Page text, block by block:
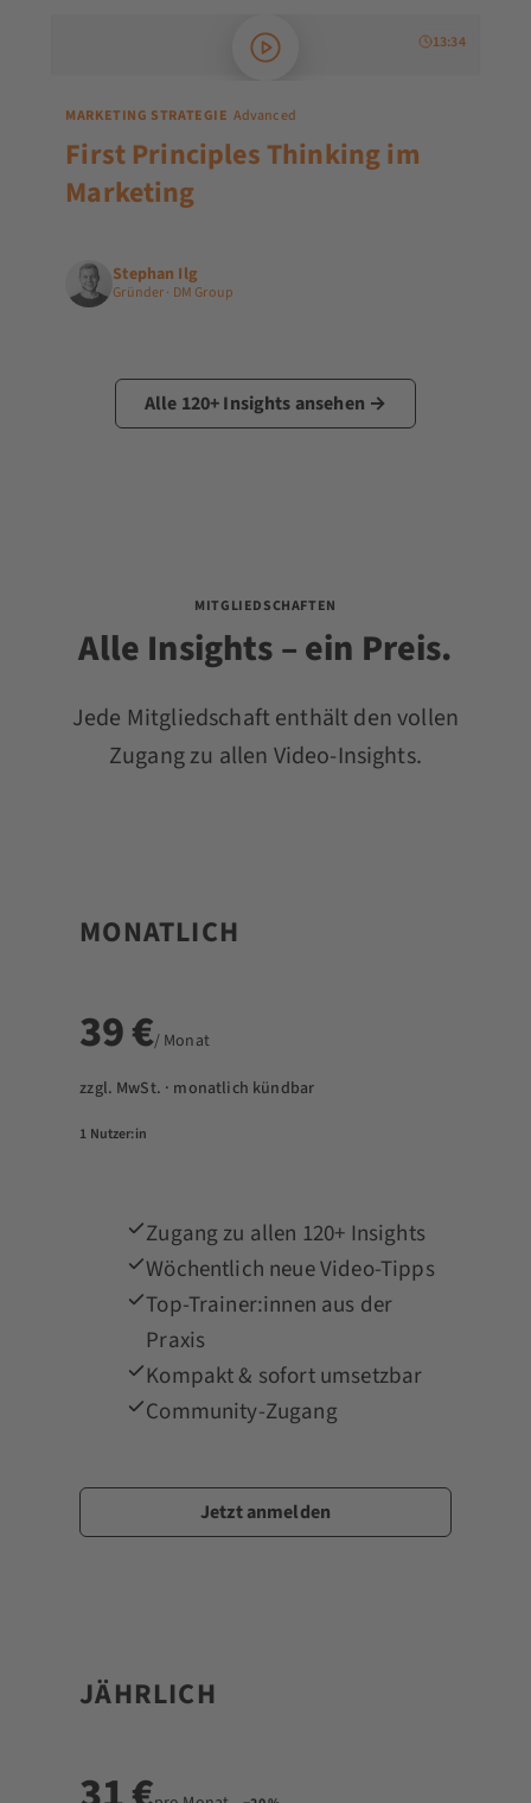
13:34
MARKETING STRATEGIE Advanced
First Principles Thinking im
Marketing
Stephan Ilg
Gründer · DM Group
Alle 120+ Insights ansehen →
MITGLIEDSCHAFTEN
Alle Insights – ein Preis.
Jede Mitgliedschaft enthält den vollen
Zugang zu allen Video-Insights.
MONATLICH
39 €/ Monat
zzgl. MwSt. · monatlich kündbar
1 Nutzer:in
Zugang zu allen 120+ Insights
Wöchentlich neue Video-Tipps
Top-Trainer:innen aus der
Praxis
Kompakt & sofort umsetzbar
Community-Zugang
Jetzt anmelden
JÄHRLICH